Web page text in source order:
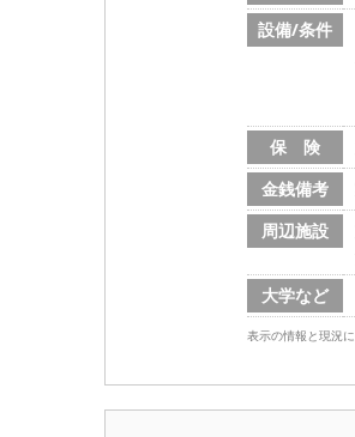
設備/条件
保 険
金銭備考
周辺施設
大学など
表示の情報と現況